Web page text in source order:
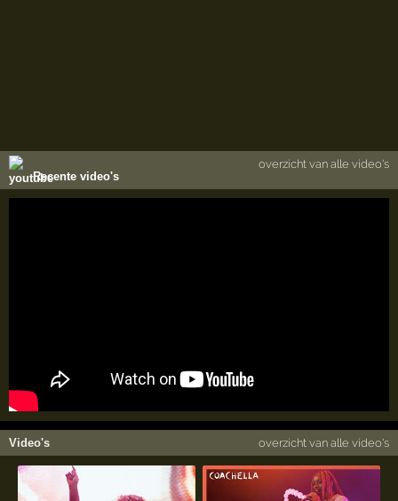
Recente video's
overzicht van alle video's
Video's overzicht van alle video's